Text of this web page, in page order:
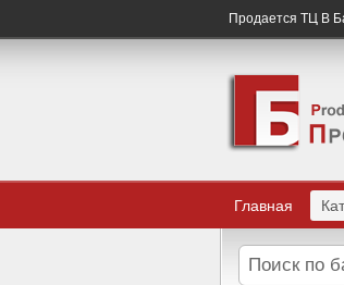
Продается ТЦ В
Главная